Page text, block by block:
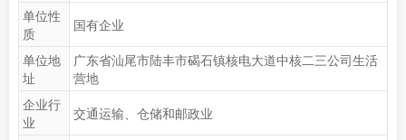
单位性
质
国有企业
单位地
址
广东省汕尾市陆丰市碣石镇核电大道中核二三公司生活
营地
企业行
业
交通运输、仓储和邮政业